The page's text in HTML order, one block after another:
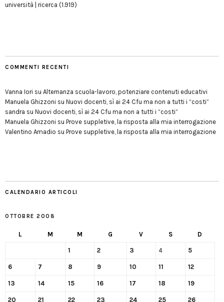
università | ricerca (1.919)
COMMENTI RECENTI
Vanna Iori su Alternanza scuola-lavoro, potenziare contenuti educativi
Manuela Ghizzoni su Nuovi docenti, sì ai 24 Cfu ma non a tutti i “costi”
sandra su Nuovi docenti, sì ai 24 Cfu ma non a tutti i “costi”
Manuela Ghizzoni su Prove suppletive, la risposta alla mia interrogazione
Valentino Amadio su Prove suppletive, la risposta alla mia interrogazione
CALENDARIO ARTICOLI
OTTOBRE 2008
L M M G V S D
1 2 3 4 5
6 7 8 9 10 11 12
13 14 15 16 17 18 19
20 21 22 23 24 25 26